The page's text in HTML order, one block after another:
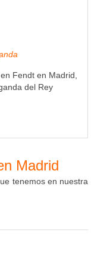
Fendt en Madrid,
del Rey
Madrid
tenemos en nuestra